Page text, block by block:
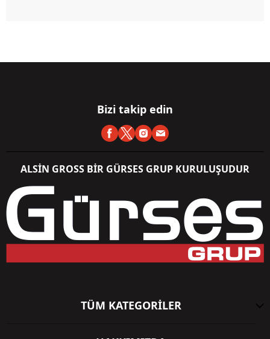
Bizi takip edin
ALSİN GROSS BİR GÜRSES GRUP KURULUŞUDUR
TÜM KATEGORİLER